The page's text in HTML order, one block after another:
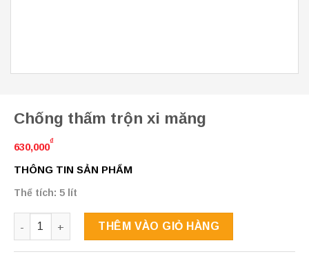
Chống thấm trộn xi măng
630,000
₫
THÔNG TIN SẢN PHẨM
Thể tích: 5 lít
Số lượng
THÊM VÀO GIỎ HÀNG